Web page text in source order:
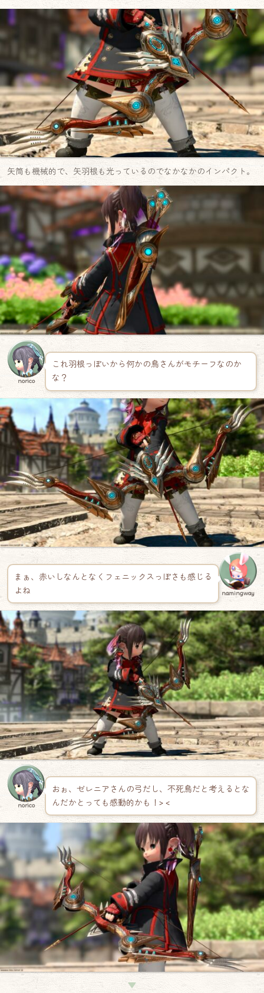
矢筒も機械的で、矢羽根も光っているのでなかなかのインパクト。
norico
これ羽根っぽいから何かの鳥さんがモチーフなのか
な？
まぁ、赤いしなんとなくフェニックスっぽさも感じる
よね
namingway
norico
おぉ、ゼレニアさんの弓だし、不死鳥だと考えるとな
んだかとっても感動的かも！> <
▼